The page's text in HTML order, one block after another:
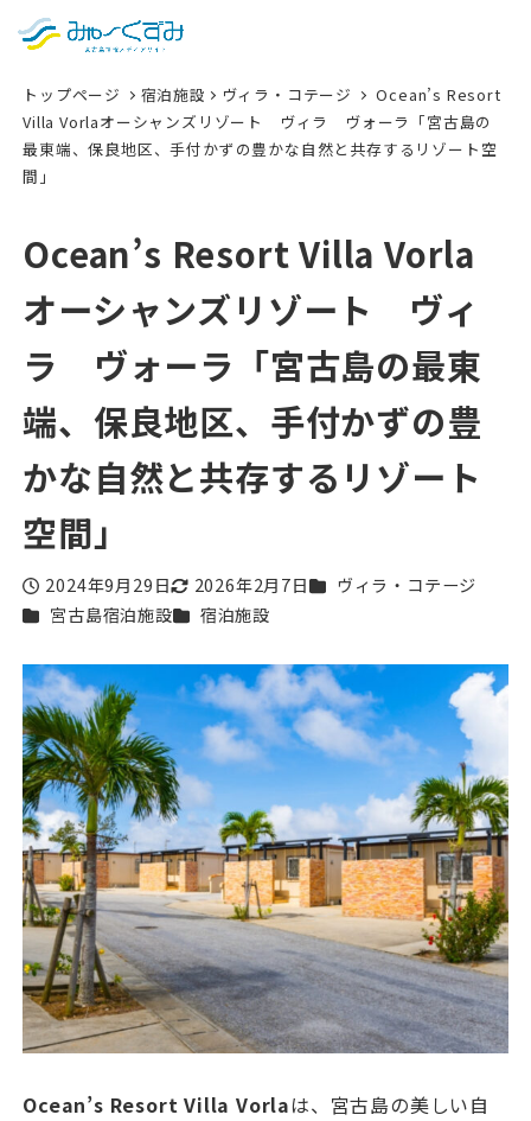
English
中文 (台灣)
検索
トップページ 宿泊施設 ヴィラ・コテージ
Ocean’s Resort
Villa Vorlaオーシャンズリゾート ヴィラ ヴォーラ「宮古島の
最東端、保良地区、手付かずの豊かな自然と共存するリゾート空
間」
Ocean’s Resort Villa Vorla
オーシャンズリゾート ヴィ
ラ ヴォーラ「宮古島の最東
端、保良地区、手付かずの豊
かな自然と共存するリゾート
空間」
投稿日
2024年9月29日
更新日
2026年2月7日カテゴリー
ヴィラ・コテージ
カテゴリー
宮古島宿泊施設カテゴリー
宿泊施設
Ocean’s Resort Villa Vorlaは、宮古島の美しい自